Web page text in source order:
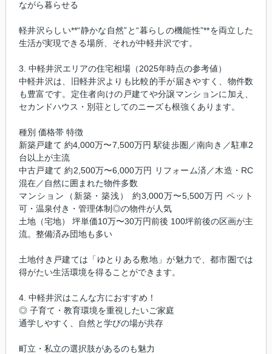
ながら暮らせる
軽井沢らしい**“静かな自然”と“暮らしの機能性”**を両立した
生活が実現できる場所、それが中軽井沢です。
3. 中軽井沢エリアの住宅相場（2025年時点の参考値）
中軽井沢は、旧軽井沢よりも比較的手が届きやすく、物件数
も豊富です。定住者向けの戸建てや分譲マンションに加え、
セカンドハウス・別荘としてのニーズも根強くあります。
種別 価格帯 特徴
新築戸建て 約4,000万〜7,500万円 駅徒歩圏／南向き／駐車2
台以上が主流
中古戸建て 約2,500万〜6,000万円 リフォーム済／木造・RC
混在／自然に囲まれた物件多数
マンション（新築・築浅） 約3,000万〜5,500万円 ペット
可・温泉付き・管理体制◎の物件が人気
土地（宅地） 坪単価10万〜30万円前後 100坪前後の区画が主
流。整備済み団地も多い
土地付き戸建ては「ゆとりある敷地」が魅力で、都市圏では
得がたい生活環境を得ることができます。
4. 中軽井沢はこんな方におすすめ！
◎ 子育て・教育環境を重視したいご家庭
通学しやすく、自然と学びの場が共存
町立・私立の選択肢があるのも魅力